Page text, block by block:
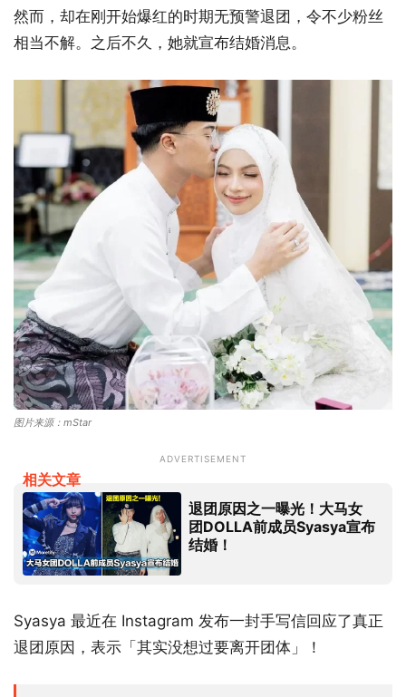
然而，却在刚开始爆红的时期无预警退团，令不少粉丝
相当不解。之后不久，她就宣布结婚消息。
图片来源：mStar
ADVERTISEMENT
相关文章
退团原因之一曝光！大马女
团DOLLA前成员Syasya宣布
结婚！
Syasya 最近在 Instagram 发布一封手写信回应了真正
退团原因，表示「其实没想过要离开团体」！